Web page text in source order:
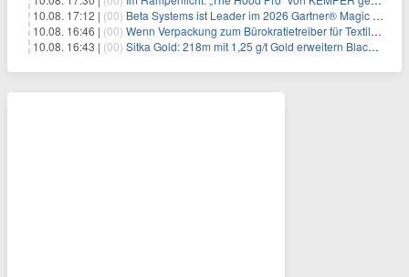
10.08. 17:12 | (00) Beta Systems ist Leader im 2026 Gartner® Magic Quadrant™ für Service Orchestration and Automation Platforms (SOAP)
10.08. 16:46 | (00) Wenn Verpackung zum Bürokratietreiber für Textilunternehmen wird
10.08. 16:43 | (00) Sitka Gold: 218m mit 1,25 g/t Gold erweitern Blackjack massiv